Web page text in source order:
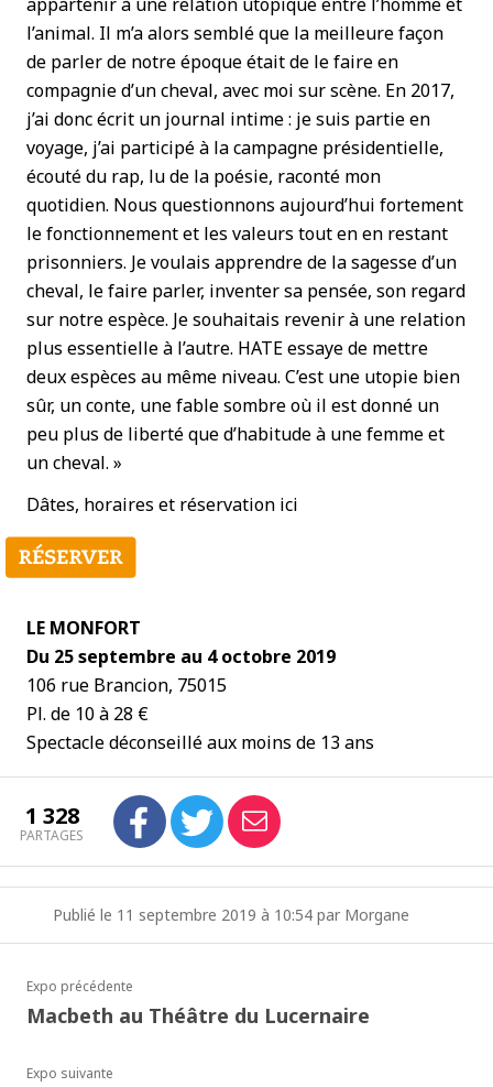
l’animal. Il m’a alors semblé que la meilleure façon
de parler de notre époque était de le faire en
compagnie d’un cheval, avec moi sur scène. En 2017,
j’ai donc écrit un journal intime : je suis partie en
voyage, j’ai participé à la campagne présidentielle,
écouté du rap, lu de la poésie, raconté mon
quotidien. Nous questionnons aujourd’hui fortement
le fonctionnement et les valeurs tout en en restant
prisonniers. Je voulais apprendre de la sagesse d’un
cheval, le faire parler, inventer sa pensée, son regard
sur notre espèce. Je souhaitais revenir à une relation
plus essentielle à l’autre. HATE essaye de mettre
deux espèces au même niveau. C’est une utopie bien
sûr, un conte, une fable sombre où il est donné un
peu plus de liberté que d’habitude à une femme et
un cheval. »
Dâtes, horaires et réservation ici
LE MONFORT
Du 25 septembre au 4 octobre 2019
106 rue Brancion, 75015
Pl. de 10 à 28 €
Spectacle déconseillé aux moins de 13 ans
1 328
PARTAGES
Publié le 11 septembre 2019 à 10:54 par Morgane
Expo précédente
Macbeth au Théâtre du Lucernaire
Expo suivante